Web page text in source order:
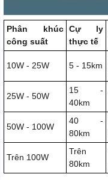
Phân khúc
công suất
Cự ly
thực tế
10W - 25W 5 - 15km
25W - 50W
15 -
40km
50W - 100W
40 -
80km
Trên 100W
Trên
80km